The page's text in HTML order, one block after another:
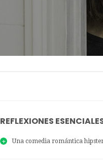
REFLEXIONES
Una comedia romántica